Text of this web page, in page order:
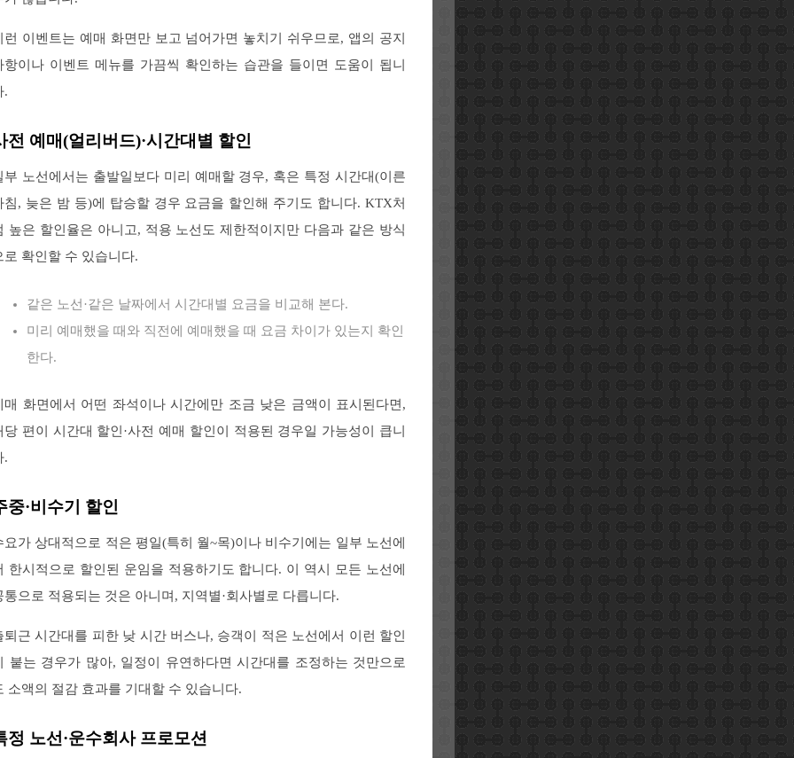
런 이벤트는 예매 화면만 보고 넘어가면 놓치기 쉬우므로, 앱의 공지
항이나 이벤트 메뉴를 가끔씩 확인하는 습관을 들이면 도움이 됩니
.
전 예매(얼리버드)·시간대별 할인
부 노선에서는 출발일보다 미리 예매할 경우, 혹은 특정 시간대(이른
침, 늦은 밤 등)에 탑승할 경우 요금을 할인해 주기도 합니다. KTX처
높은 할인율은 아니고, 적용 노선도 제한적이지만 다음과 같은 방식
로 확인할 수 있습니다.
같은 노선·같은 날짜에서 시간대별 요금을 비교해 본다.
미리 예매했을 때와 직전에 예매했을 때 요금 차이가 있는지 확인
한다.
매 화면에서 어떤 좌석이나 시간에만 조금 낮은 금액이 표시된다면,
당 편이 시간대 할인·사전 예매 할인이 적용된 경우일 가능성이 큽니
.
중·비수기 할인
요가 상대적으로 적은 평일(특히 월~목)이나 비수기에는 일부 노선에
한시적으로 할인된 운임을 적용하기도 합니다. 이 역시 모든 노선에
통으로 적용되는 것은 아니며, 지역별·회사별로 다릅니다.
퇴근 시간대를 피한 낮 시간 버스나, 승객이 적은 노선에서 이런 할인
붙는 경우가 많아, 일정이 유연하다면 시간대를 조정하는 것만으로
소액의 절감 효과를 기대할 수 있습니다.
정 노선·운수회사 프로모션